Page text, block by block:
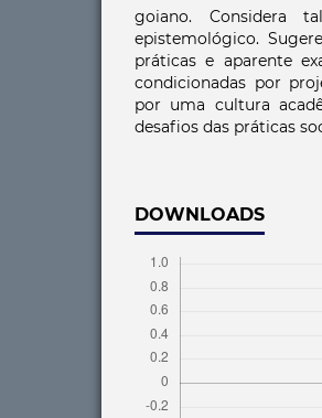
goiano. Considera
epistemológico.
práticas e aparente
condicionadas por
por uma cultura
desafios das práticas
DOWNLOADS